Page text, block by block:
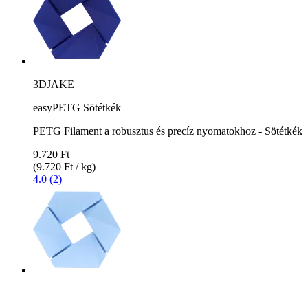
3DJAKE
easyPETG Sötétkék
PETG Filament a robusztus és precíz nyomatokhoz - Sötétkék
9.720 Ft
(9.720 Ft / kg)
4.0 (2)